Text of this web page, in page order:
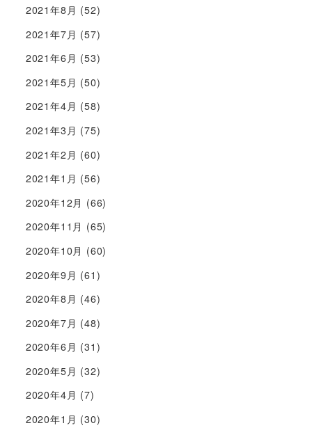
2021年8月 (52)
2021年7月 (57)
2021年6月 (53)
2021年5月 (50)
2021年4月 (58)
2021年3月 (75)
2021年2月 (60)
2021年1月 (56)
2020年12月 (66)
2020年11月 (65)
2020年10月 (60)
2020年9月 (61)
2020年8月 (46)
2020年7月 (48)
2020年6月 (31)
2020年5月 (32)
2020年4月 (7)
2020年1月 (30)